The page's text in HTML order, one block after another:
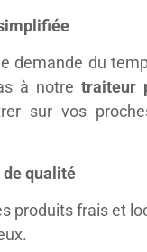
demande du
à notre traiteur
sur vos
de qualité
produits frais et